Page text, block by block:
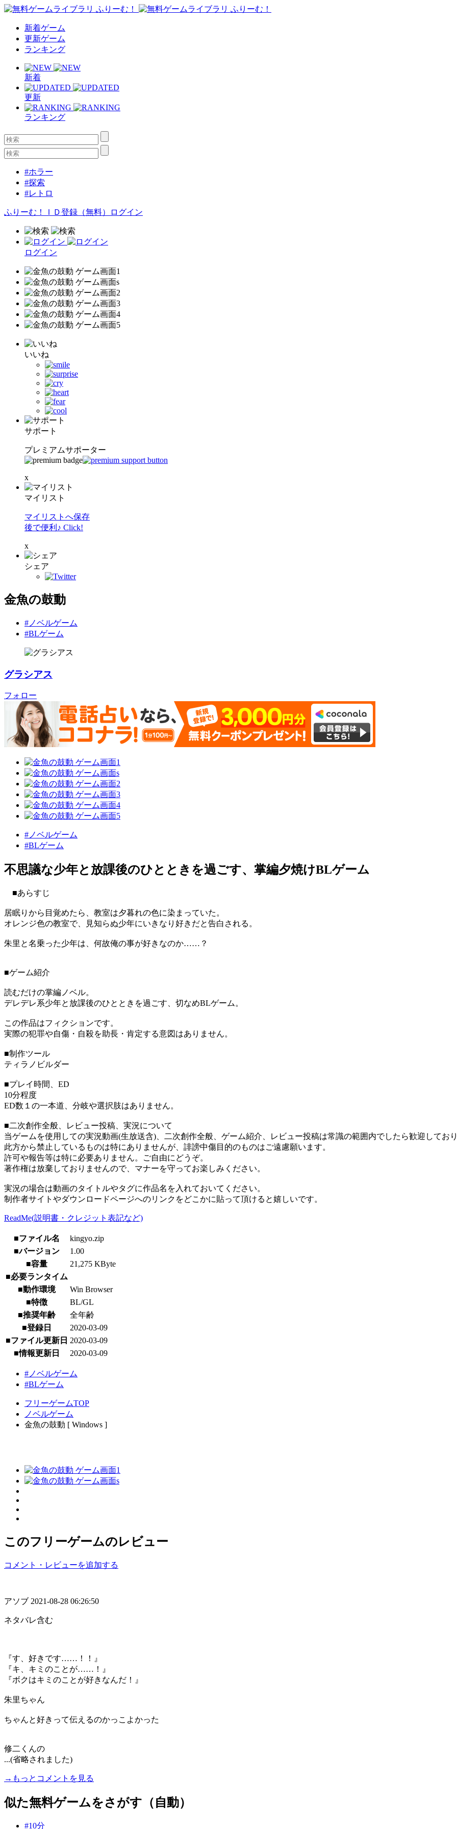
新着ゲーム
更新ゲーム
ランキング
新着
更新
ランキング
#ホラー
#探索
#レトロ
ふりーむ！ＩＤ登録（無料） ログイン
ログイン
いいね
サポート
プレミアムサポーター
x
マイリスト
マイリストへ保存
後で便利♪ Click!
x
シェア
金魚の鼓動
#ノベルゲーム
#BLゲーム
グラシアス
フォロー
#ノベルゲーム
#BLゲーム
不思議な少年と放課後のひとときを過ごす、掌編夕焼けBLゲーム
■あらすじ
居眠りから目覚めたら、教室は夕暮れの色に染まっていた。
オレンジ色の教室で、見知らぬ少年にいきなり好きだと告白される。
朱里と名乗った少年は、何故俺の事が好きなのか……？
■ゲーム紹介
読むだけの掌編ノベル。
デレデレ系少年と放課後のひとときを過ごす、切なめBLゲーム。
この作品はフィクションです。
実際の犯罪や自傷・自殺を助長・肯定する意図はありません。
■制作ツール
ティラノビルダー
■プレイ時間、ED
10分程度
ED数１の一本道、分岐や選択肢はありません。
■二次創作全般、レビュー投稿、実況について
当ゲームを使用しての実況動画(生放送含)、二次創作全般、ゲーム紹介、レビュー投稿は常識の範囲内でしたら歓迎してお
此方から禁止しているものは特にありませんが、誹謗中傷目的のものはご遠慮願います。
許可や報告等は特に必要ありません。ご自由にどうぞ。
著作権は放棄しておりませんので、マナーを守ってお楽しみください。
実況の場合は動画のタイトルやタグに作品名を入れておいてください。
制作者サイトやダウンロードページへのリンクをどこかに貼って頂けると嬉しいです。
ReadMe(説明書・クレジット表記など)
■ファイル名
kingyo.zip
■バージョン
1.00
■容量
21,275 KByte
■必要ランタイム
■動作環境
Win Browser
■特徴
BL/GL
■推奨年齢
全年齢
■登録日
2020-03-09
■ファイル更新日 2020-03-09
■情報更新日
2020-03-09
#ノベルゲーム
#BLゲーム
フリーゲームTOP
ノベルゲーム
金魚の鼓動 [ Windows ]
このフリーゲームのレビュー
コメント・レビューを追加する
アソブ 2021-08-28 06:26:50
ネタバレ含む
『す、好きです……！！』
『キ、キミのことが……！』
『ボクはキミのことが好きなんだ！』
朱里ちゃん
ちゃんと好きって伝えるのかっこよかった
修二くんの
...(省略されました)
→もっとコメントを見る
似た無料ゲームをさがす（自動）
#10分